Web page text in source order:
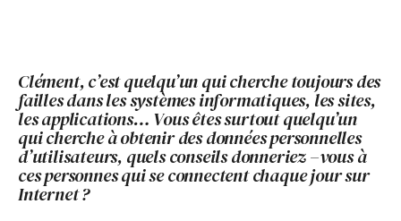
Clément, c’est quelqu’un qui cherche toujours des
failles dans les systèmes informatiques, les sites,
les applications… Vous êtes surtout quelqu’un
qui cherche à obtenir des données personnelles
d’utilisateurs, quels conseils donneriez –vous à
ces personnes qui se connectent chaque jour sur
Internet ?